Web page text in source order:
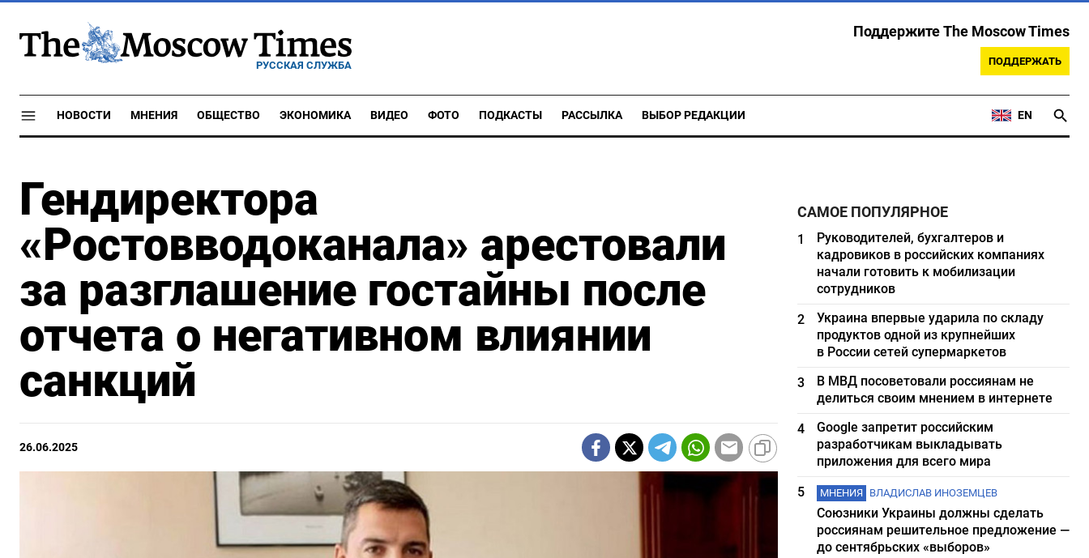
РУССКАЯ СЛУЖБА
Поддержите The Moscow Times
ПОДДЕРЖАТЬ
НОВОСТИ МНЕНИЯ ОБЩЕСТВО ЭКОНОМИКА ВИДЕО ФОТО ПОДКАСТЫ РАССЫЛКА ВЫБОР РЕДАКЦИИ EN
Гендиректора
«Ростовводоканала» арестовали
за разглашение гостайны после
отчета о негативном влиянии
санкций
26.06.2025
САМОЕ ПОПУЛЯРНОЕ
1
Руководителей, бухгалтеров и
кадровиков в российских компаниях
начали готовить к мобилизации
сотрудников
2
Украина впервые ударила по складу
продуктов одной из крупнейших
в России сетей супермаркетов
3
В МВД посоветовали россиянам не
делиться своим мнением в интернете
4
Google запретит российским
разработчикам выкладывать
приложения для всего мира
5
МНЕНИЯ ВЛАДИСЛАВ ИНОЗЕМЦЕВ
Союзники Украины должны сделать
россиянам решительное предложение —
до сентябрьских «выборов»